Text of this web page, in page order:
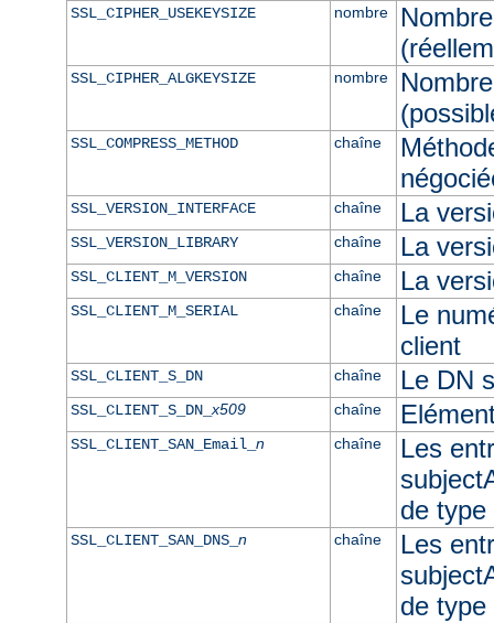
SSL_CIPHER_USEKEYSIZE nombre
SSL_CIPHER_ALGKEYSIZE nombre
SSL_COMPRESS_METHOD chaîne
SSL_VERSION_INTERFACE chaîne La
SSL_VERSION_LIBRARY chaîne La
SSL_CLIENT_M_VERSION chaîne La
SSL_CLIENT_M_SERIAL chaîne
Le
client
SSL_CLIENT_S_DN chaîne Le DN
SSL_CLIENT_S_DN_x509 chaîne
SSL_CLIENT_SAN_Email_ n chaîne
Les
de type
SSL_CLIENT_SAN_DNS_ n chaîne
Les
de type